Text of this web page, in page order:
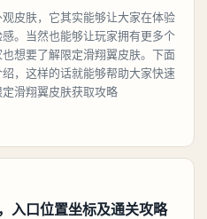
皮肤，它其实能够让大家在体验
。当然也能够让玩家拥有更多个
想要了解限定滑翔翼皮肤。下面
，这样的话就能够帮助大家快速
滑翔翼皮肤获取攻略
入口位置坐标及通关攻略